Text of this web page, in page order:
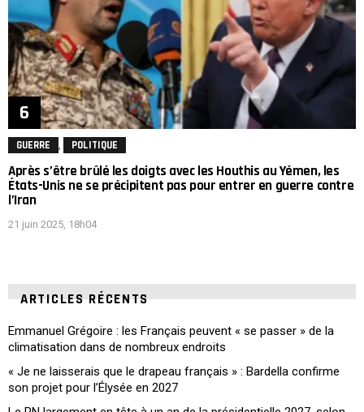
GUERRE POLITIQUE
Après s’être brûlé les doigts avec les Houthis au Yémen, les
États-Unis ne se précipitent pas pour entrer en guerre contre
l’Iran
21 juin 2025, 18h04
ARTICLES RÉCENTS
Emmanuel Grégoire : les Français peuvent « se passer » de la
climatisation dans de nombreux endroits
« Je ne laisserais que le drapeau français » : Bardella confirme
son projet pour l’Élysée en 2027